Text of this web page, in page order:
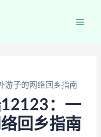
游子的网络回乡指南
：一
回乡指南